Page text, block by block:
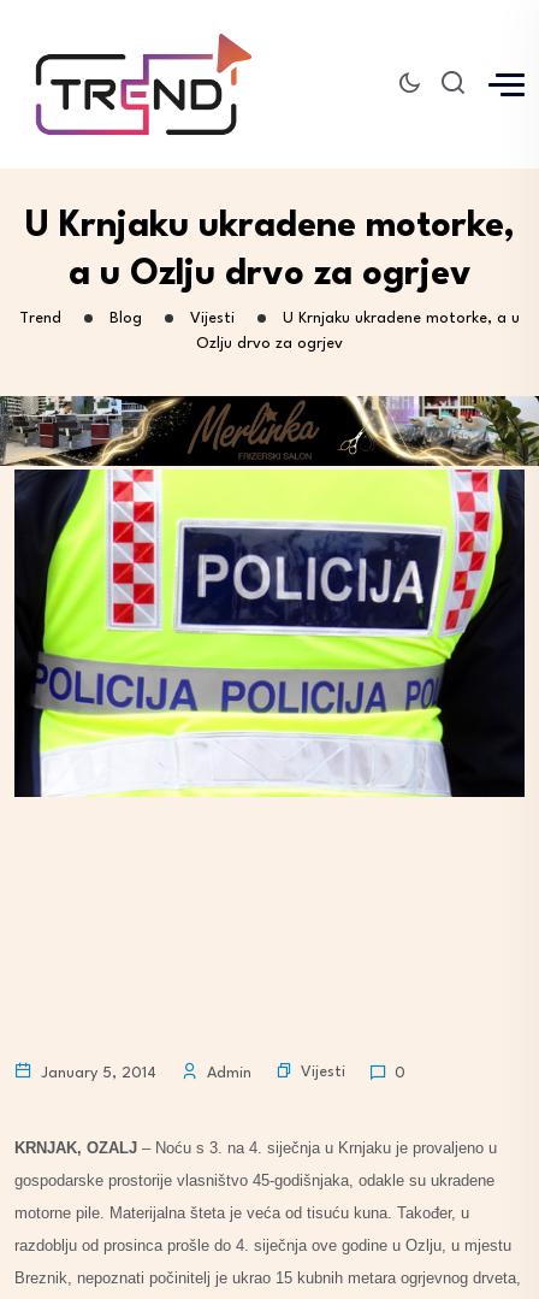
U Krnjaku ukradene motorke,
a u Ozlju drvo za ogrjev
Trend Blog Vijesti
U Krnjaku ukradene motorke, a u
Ozlju drvo za ogrjev
January 5, 2014 Admin Vijesti 0
KRNJAK, OZALJ – Noću s 3. na 4. siječnja u Krnjaku je provaljeno u
gospodarske prostorije vlasništvo 45-godišnjaka, odakle su ukradene
motorne pile. Materijalna šteta je veća od tisuću kuna. Također, u
razdoblju od prosinca prošle do 4. siječnja ove godine u Ozlju, u mjestu
Breznik, nepoznati počinitelj je ukrao 15 kubnih metara ogrjevnog drveta,